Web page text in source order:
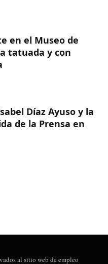
en el Museo de
tatuada y con
Díaz Ayuso y la
de la Prensa en
al sitio web de empleo